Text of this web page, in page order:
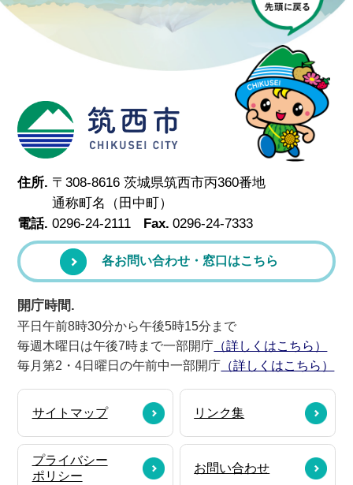
筑西市
住所. 〒308-8616 茨城県筑西市丙360番地
通称町名（田中町）
電話. 0296-24-2111 Fax. 0296-24-7333
各お問い合わせ・窓口はこちら
開庁時間.
平日午前8時30分から午後5時15分まで
毎週木曜日は午後7時まで一部開庁 （詳しくはこちら）
毎月第2・4日曜日の午前中一部開庁 （詳しくはこちら）
サイトマップ リンク集
プライバシー
ポリシー
お問い合わせ